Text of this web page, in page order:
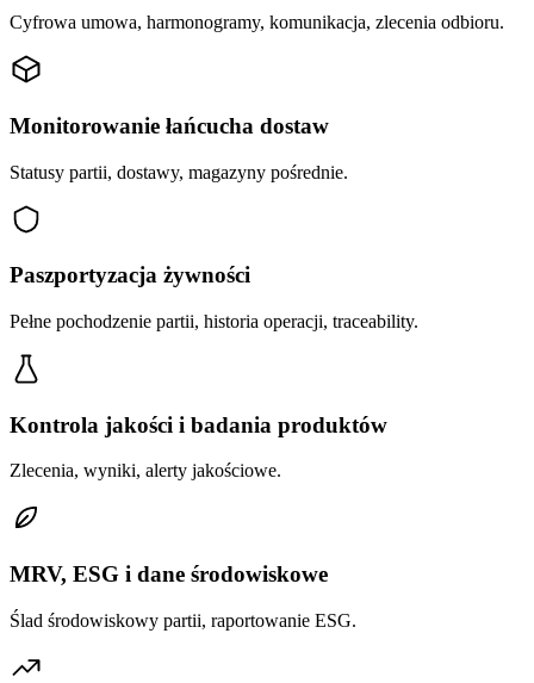
Cyfrowa umowa, harmonogramy, komunikacja, zlecenia odbioru.
Monitorowanie łańcucha dostaw
Statusy partii, dostawy, magazyny pośrednie.
Paszportyzacja żywności
Pełne pochodzenie partii, historia operacji, traceability.
Kontrola jakości i badania produktów
Zlecenia, wyniki, alerty jakościowe.
MRV, ESG i dane środowiskowe
Ślad środowiskowy partii, raportowanie ESG.